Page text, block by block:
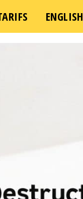
ENGLISH